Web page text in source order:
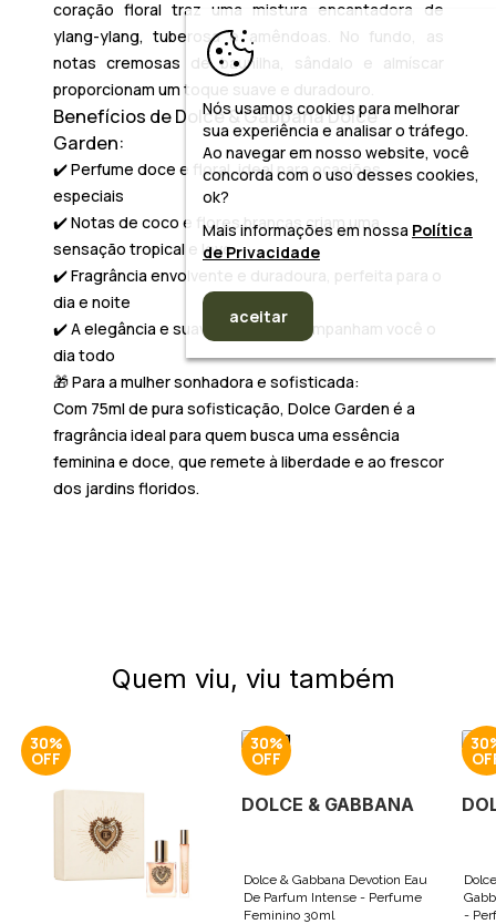
coração floral traz uma mistura encantadora de
ylang-ylang, tuberosa e amêndoas. No fundo, as
notas cremosas de baunilha, sândalo e almíscar
proporcionam um toque suave e duradouro.
Benefícios de Dolce & Gabbana Dolce
Garden:
✔️Perfume doce e floral, ideal para ocasiões
especiais
✔️ Notas de coco e flores brancas criam uma
sensação tropical e leve
✔️ Fragrância envolvente e duradoura, perfeita para o
dia e noite
✔️ A elegância e suavidade que acompanham você o
dia todo
🎁Para a mulher sonhadora e sofisticada:
Com 75ml de pura sofisticação, Dolce Garden é a
fragrância ideal para quem busca uma essência
feminina e doce, que remete à liberdade e ao frescor
dos jardins floridos.
Quem viu, viu também
30% 30%
DOLCE & GABBANA
Dolce & Gabbana Devotion Eau
De Parfum Intense - Perfume
Feminino 30ml
-
Nós usamos cookies para melhorar
sua experiência e analisar o tráfego.
Ao navegar em nosso website, você
concorda com o uso desses cookies,
ok?
Mais informações em nossa Política
de Privacidade
aceitar